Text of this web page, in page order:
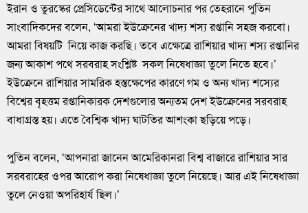
ইরান ও তুরস্কের প্রেসিডেন্টের সাথে আলোচনার পর তেহরানে পুতিন
সাংবাদিকদের বলেন, ‘আমরা ইউক্রেনের খাদ্য শস্য রপ্তানি সহজ করবো।
আমরা বিষয়টি নিয়ে কাজ করছি। তবে এক্ষেত্রে রাশিয়ার খাদ্য শস্য রপ্তানির
জন্য আকাশ পথে সরবরাহ সংশ্লিষ্ট সকল নিষেধাজ্ঞা তুলে নিতে হবে।’
ইউক্রেনে রাশিয়ার সামরিক হস্তক্ষেপের কারণে গম ও অন্য খাদ্য শস্যের
বিশ্বের বৃহত্তম রপ্তানিকারক দেশগুলোর অন্যতম দেশ ইউক্রেনের সরবরাহ
বাধাগ্রস্ত হয়। এতে বৈশ্বিক খাদ্য ঘাটতির আশংকা ছড়িয়ে পড়ে।
পুতিন বলেন, ‘আপনারা জানেন আমেরিকানরা বিশ্ব বাজারে রাশিয়ার সার
সরবরাহের ওপর আরোপ করা নিষেধাজ্ঞা তুলে নিয়েছে। আর এই নিষেধাজ্ঞা
তুলে নেওয়া অপরিহার্য ছিল।’